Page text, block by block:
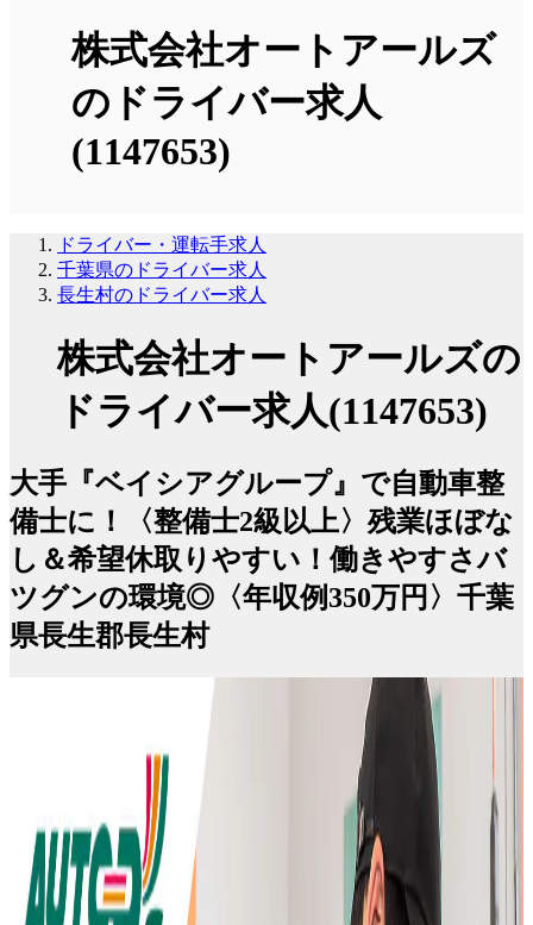
株式会社オートアールズ
のドライバー求人
(1147653)
ドライバー・運転手求人
千葉県のドライバー求人
長生村のドライバー求人
株式会社オートアールズの
ドライバー求人(1147653)
大手『ベイシアグループ』で自動車整
備士に！〈整備士2級以上〉残業ほぼな
し＆希望休取りやすい！働きやすさバ
ツグンの環境◎〈年収例350万円〉千葉
県長生郡長生村